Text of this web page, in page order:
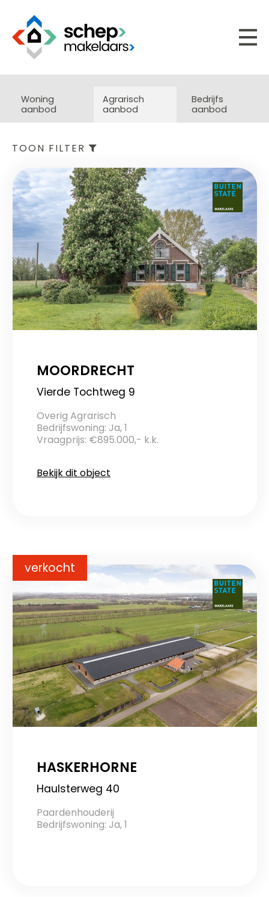
Woning
aanbod
Agrarisch
aanbod
Bedrijfs
aanbod
TOON FILTER
MOORDRECHT
Vierde Tochtweg 9
Overig Agrarisch
Bedrijfswoning: Ja, 1
Vraagprijs: €895.000,- k.k.
Bekijk dit object
verkocht
HASKERHORNE
Haulsterweg 40
Paardenhouderij
Bedrijfswoning: Ja, 1